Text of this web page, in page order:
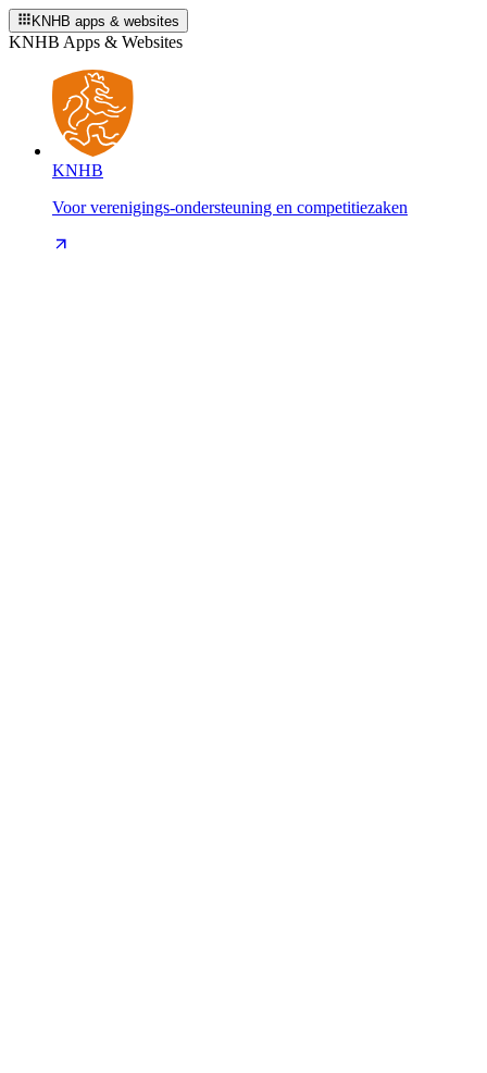
KNHB apps & websites
KNHB Apps & Websites
KNHB
Voor verenigings-ondersteuning en competitiezaken